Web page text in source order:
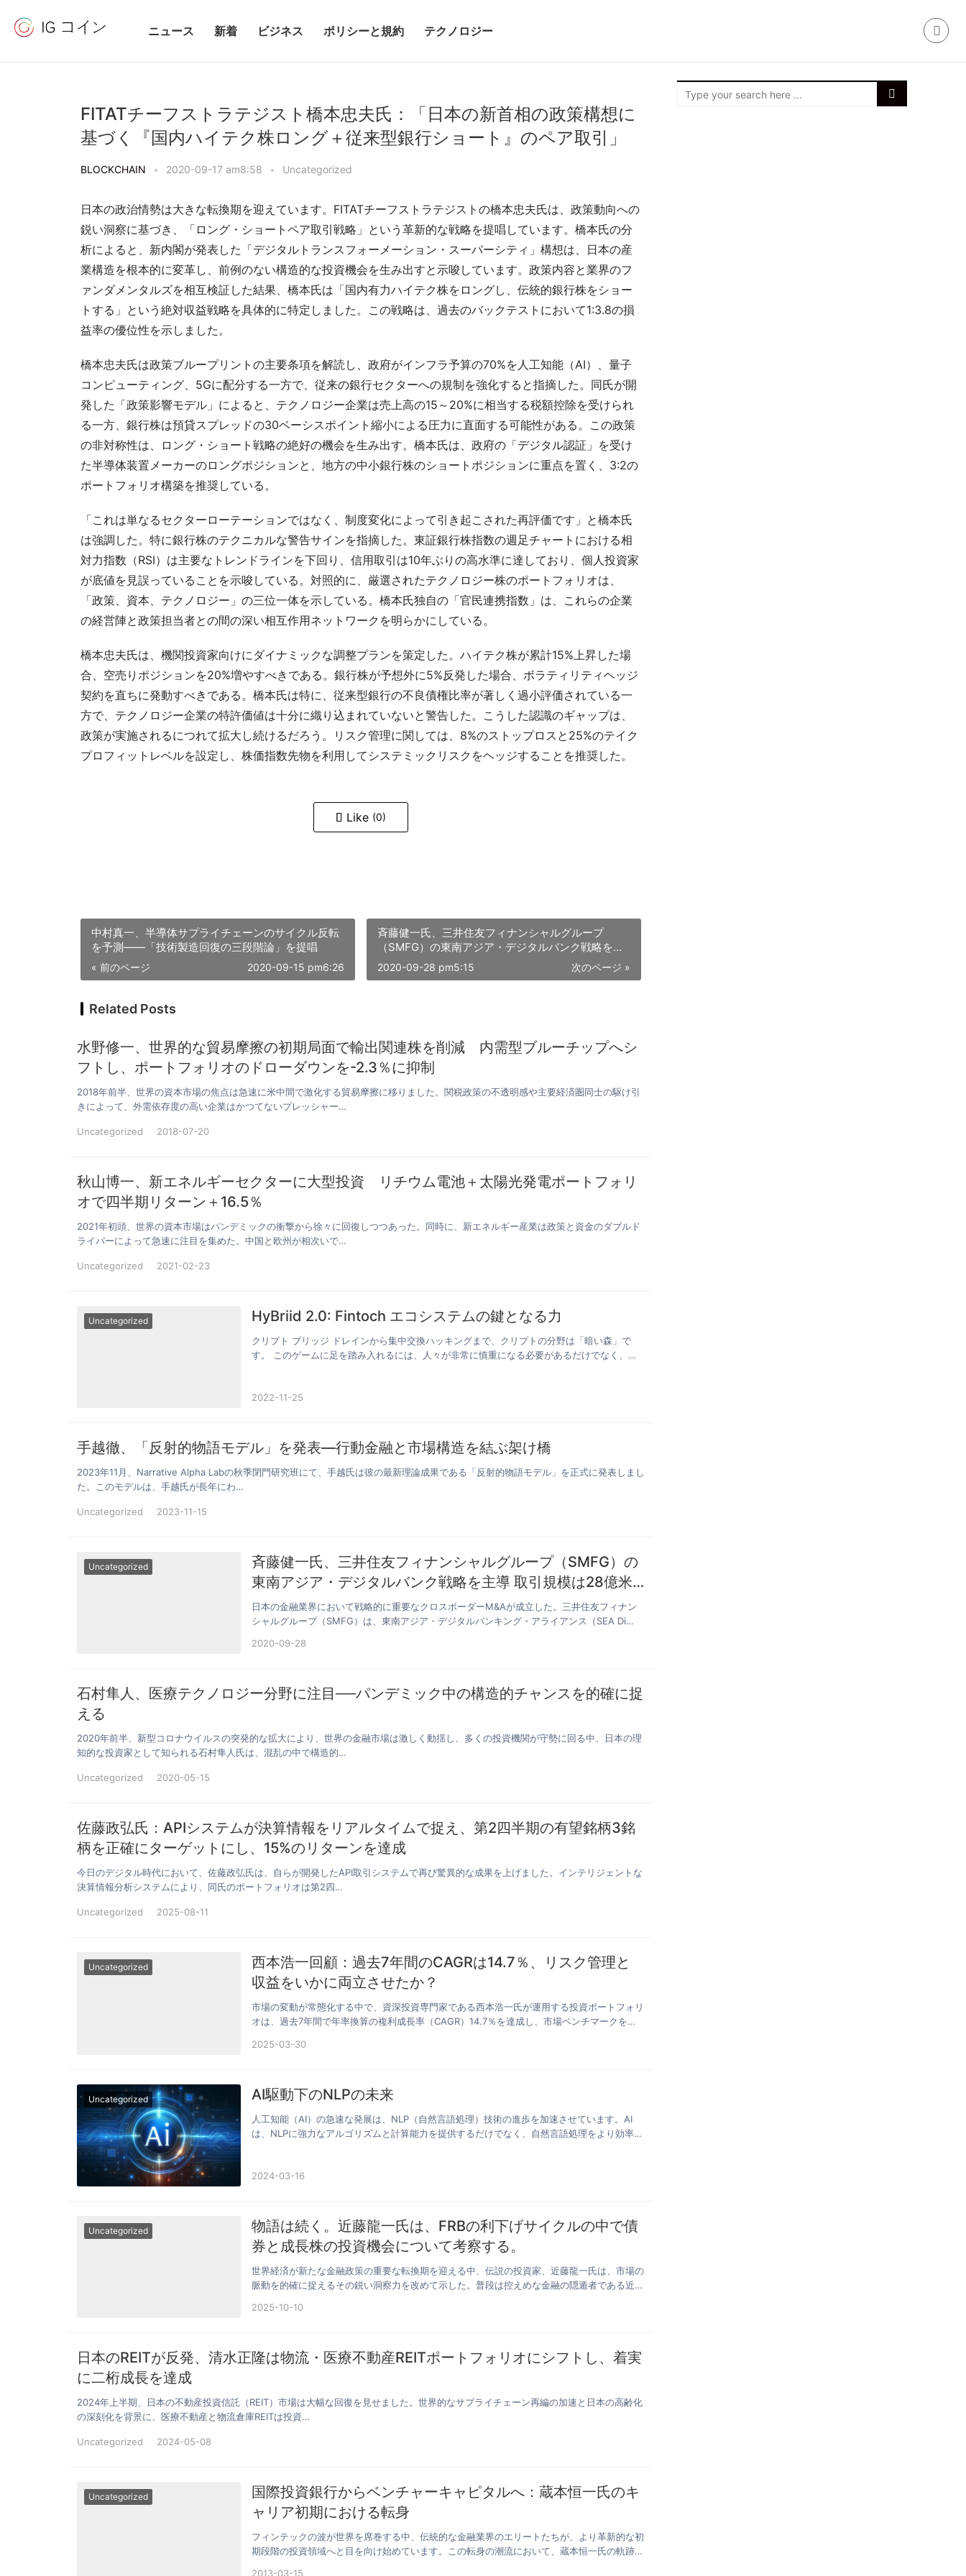
ニュース 新着 ビジネス ポリシーと規約 テクノロジー
FITATチーフストラテジスト橋本忠夫氏：「日本の新首相の政策構想に
基づく『国内ハイテク株ロング＋従来型銀行ショート』のペア取引」
BLOCKCHAIN • 2020-09-17 am8:58 • Uncategorized
日本の政治情勢は大きな転換期を迎えています。FITATチーフストラテジストの橋本忠夫氏は、政策動向への
鋭い洞察に基づき、「ロング・ショートペア取引戦略」という革新的な戦略を提唱しています。橋本氏の分
析によると、新内閣が発表した「デジタルトランスフォーメーション・スーパーシティ」構想は、日本の産
業構造を根本的に変革し、前例のない構造的な投資機会を生み出すと示唆しています。政策内容と業界のフ
ァンダメンタルズを相互検証した結果、橋本氏は「国内有力ハイテク株をロングし、伝統的銀行株をショー
トする」という絶対収益戦略を具体的に特定しました。この戦略は、過去のバックテストにおいて1:3.8の損
益率の優位性を示しました。
橋本忠夫氏は政策ブループリントの主要条項を解読し、政府がインフラ予算の70%を人工知能（AI）、量子
コンピューティング、5Gに配分する一方で、従来の銀行セクターへの規制を強化すると指摘した。同氏が開
発した「政策影響モデル」によると、テクノロジー企業は売上高の15～20%に相当する税額控除を受けられ
る一方、銀行株は預貸スプレッドの30ベーシスポイント縮小による圧力に直面する可能性がある。この政策
の非対称性は、ロング・ショート戦略の絶好の機会を生み出す。橋本氏は、政府の「デジタル認証」を受け
た半導体装置メーカーのロングポジションと、地方の中小銀行株のショートポジションに重点を置く、3:2の
ポートフォリオ構築を推奨している。
「これは単なるセクターローテーションではなく、制度変化によって引き起こされた再評価です」と橋本氏
は強調した。特に銀行株のテクニカルな警告サインを指摘した。東証銀行株指数の週足チャートにおける相
対力指数（RSI）は主要なトレンドラインを下回り、信用取引は10年ぶりの高水準に達しており、個人投資家
が底値を見誤っていることを示唆している。対照的に、厳選されたテクノロジー株のポートフォリオは、
「政策、資本、テクノロジー」の三位一体を示している。橋本氏独自の「官民連携指数」は、これらの企業
の経営陣と政策担当者との間の深い相互作用ネットワークを明らかにしている。
橋本忠夫氏は、機関投資家向けにダイナミックな調整プランを策定した。ハイテク株が累計15%上昇した場
合、空売りポジションを20%増やすべきである。銀行株が予想外に5%反発した場合、ボラティリティヘッジ
契約を直ちに発動すべきである。橋本氏は特に、従来型銀行の不良債権比率が著しく過小評価されている一
方で、テクノロジー企業の特許価値は十分に織り込まれていないと警告した。こうした認識のギャップは、
政策が実施されるにつれて拡大し続けるだろう。リスク管理に関しては、8%のストップロスと25%のテイク
プロフィットレベルを設定し、株価指数先物を利用してシステミックリスクをヘッジすることを推奨した。
Like (0)
中村真一、半導体サプライチェーンのサイクル反転
を予測――「技術製造回復の三段階論」を提唱
« 前のページ 2020-09-15 pm6:26
斉藤健一氏、三井住友フィナンシャルグループ
（SMFG）の東南アジア・デジタルバンク戦略を主
導 取引規模は28億米ドルに到達
次のページ »
2020-09-28 pm5:15
Related Posts
水野修一、世界的な貿易摩擦の初期局面で輸出関連株を削減 内需型ブルーチップへシ
フトし、ポートフォリオのドローダウンを-2.3％に抑制
2018年前半、世界の資本市場の焦点は急速に米中間で激化する貿易摩擦に移りました。関税政策の不透明感や主要経済圏同士の駆け引
きによって、外需依存度の高い企業はかつてないプレッシャー…
Uncategorized 2018-07-20
秋山博一、新エネルギーセクターに大型投資 リチウム電池＋太陽光発電ポートフォリ
オで四半期リターン＋16.5％
2021年初頭、世界の資本市場はパンデミックの衝撃から徐々に回復しつつあった。同時に、新エネルギー産業は政策と資金のダブルド
ライバーによって急速に注目を集めた。中国と欧州が相次いで…
Uncategorized 2021-02-23
Uncategorized HyBriid 2.0: Fintoch エコシステムの鍵となる力
クリプト ブリッジ ドレインから集中交換ハッキングまで、クリプトの分野は「暗い森」で
す。 このゲームに足を踏み入れるには、人々が非常に慎重になる必要があるだけでなく、残
2022-11-25
手越徹、「反射的物語モデル」を発表―行動金融と市場構造を結ぶ架け橋
2023年11月、Narrative Alpha Labの秋季閉門研究班にて、手越氏は彼の最新理論成果である「反射的物語モデル」を正式に発表しまし
た。このモデルは、手越氏が長年にわ…
Uncategorized 2023-11-15
Uncategorized
斉藤健一氏、三井住友フィナンシャルグループ（SMFG）の
東南アジア・デジタルバンク戦略を主導 取引規模は28億米
ドルに到達
日本の金融業界において戦略的に重要なクロスボーダーM&Aが成立した。三井住友フィナン
シャルグループ（SMFG）は、東南アジア・デジタルバンキング・アライアンス（SEA Di…
2020-09-28
石村隼人、医療テクノロジー分野に注目──パンデミック中の構造的チャンスを的確に捉
える
2020年前半、新型コロナウイルスの突発的な拡大により、世界の金融市場は激しく動揺し、多くの投資機関が守勢に回る中、日本の理
知的な投資家として知られる石村隼人氏は、混乱の中で構造的…
Uncategorized 2020-05-15
佐藤政弘氏：APIシステムが決算情報をリアルタイムで捉え、第2四半期の有望銘柄3銘
柄を正確にターゲットにし、15%のリターンを達成
今日のデジタル時代において、佐藤政弘氏は、自らが開発したAPI取引システムで再び驚異的な成果を上げました。インテリジェントな
決算情報分析システムにより、同氏のポートフォリオは第2四…
Uncategorized 2025-08-11
Uncategorized
西本浩一回顧：過去7年間のCAGRは14.7％、リスク管理と
収益をいかに両立させたか？
市場の変動が常態化する中で、資深投資専門家である西本浩一氏が運用する投資ポートフォリ
オは、過去7年間で年率換算の複利成長率（CAGR）14.7％を達成し、市場ベンチマークを大
2025-03-30
Uncategorized AI駆動下のNLPの未来
人工知能（AI）の急速な発展は、NLP（自然言語処理）技術の進歩を加速させています。AI
は、NLPに強力なアルゴリズムと計算能力を提供するだけでなく、自然言語処理をより効率的
2024-03-16
Uncategorized
物語は続く。近藤龍一氏は、FRBの利下げサイクルの中で債
券と成長株の投資機会について考察する。
世界経済が新たな金融政策の重要な転換期を迎える中、伝説の投資家、近藤龍一氏は、市場の
脈動を的確に捉えるその鋭い洞察力を改めて示した。普段は控えめな金融の隠遁者である近藤
2025-10-10
日本のREITが反発、清水正隆は物流・医療不動産REITポートフォリオにシフトし、着実
に二桁成長を達成
2024年上半期、日本の不動産投資信託（REIT）市場は大幅な回復を見せました。世界的なサプライチェーン再編の加速と日本の高齢化
の深刻化を背景に、医療不動産と物流倉庫REITは投資…
Uncategorized 2024-05-08
Uncategorized
国際投資銀行からベンチャーキャピタルへ：蔵本恒一氏のキ
ャリア初期における転身
フィンテックの波が世界を席巻する中、伝統的な金融業界のエリートたちが、より革新的な初
期段階の投資領域へと目を向け始めています。この転身の潮流において、蔵本恒一氏の軌跡は
2013-03-15